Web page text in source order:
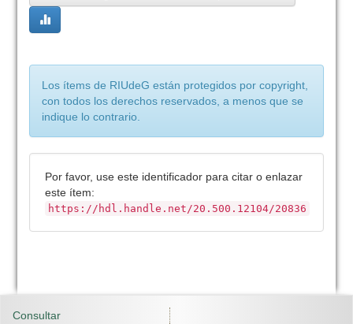
Los ítems de RIUdeG están protegidos por copyright,
con todos los derechos reservados, a menos que se
indique lo contrario.
Por favor, use este identificador para citar o enlazar
este ítem:
https://hdl.handle.net/20.500.12104/20836
Consultar